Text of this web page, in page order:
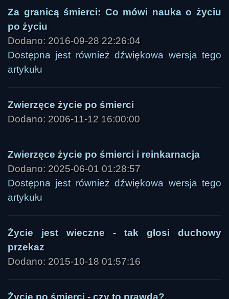
Za granicą śmierci: Co mówi nauka o życiu
po życiu
Dodano: 2016-09-28 22:26:04
Dostępna jest również dźwiękowa wersja tego
artykułu
Zwierzęce życie po śmierci
Dodano: 2006-11-12 16:00:00
Zwierzęce życie po śmierci i reinkarnacja
Dodano: 2025-06-01 01:28:57
Dostępna jest również dźwiękowa wersja tego
artykułu
Życie jest wieczne - tak głosi duchowy
przekaz
Dodano: 2015-10-18 01:57:16
Życie po śmierci - czy to prawda?